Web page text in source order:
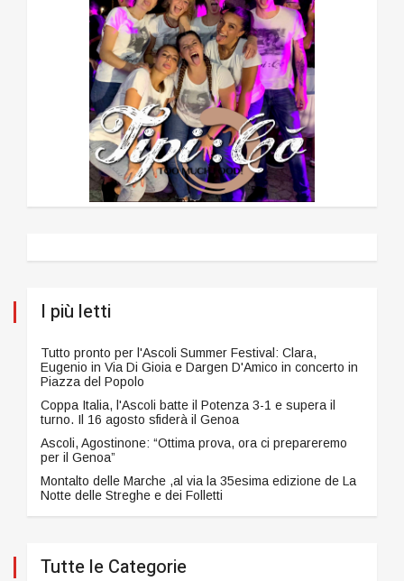
I più letti
Tutto pronto per l'Ascoli Summer Festival: Clara,
Eugenio in Via Di Gioia e Dargen D'Amico in concerto in
Piazza del Popolo
Coppa Italia, l'Ascoli batte il Potenza 3-1 e supera il
turno. Il 16 agosto sfiderà il Genoa
Ascoli, Agostinone: “Ottima prova, ora ci prepareremo
per il Genoa”
Montalto delle Marche ,al via la 35esima edizione de La
Notte delle Streghe e dei Folletti
Tutte le Categorie